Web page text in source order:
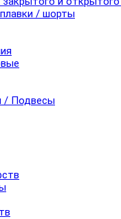
/ шорты
/ Подвесы